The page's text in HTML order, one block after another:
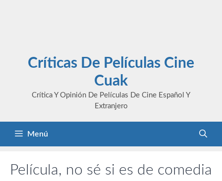
Críticas De Películas Cine
Cuak
Crítica Y Opinión De Películas De Cine Español Y
Extranjero
Menú
Película, no sé si es de comedia